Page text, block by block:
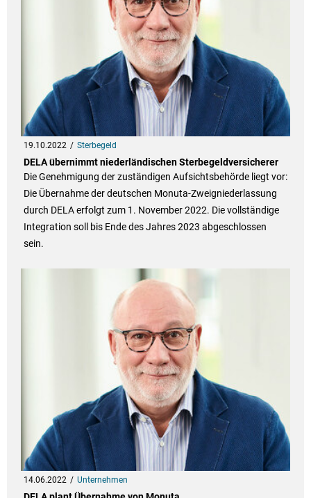
19.10.2022 Sterbegeld
DELA übernimmt niederländischen Sterbegeldversicherer
Die Genehmigung der zuständigen Aufsichtsbehörde liegt vor:
Die Übernahme der deutschen Monuta-Zweigniederlassung
durch DELA erfolgt zum 1. November 2022. Die vollständige
Integration soll bis Ende des Jahres 2023 abgeschlossen
sein.
14.06.2022 Unternehmen